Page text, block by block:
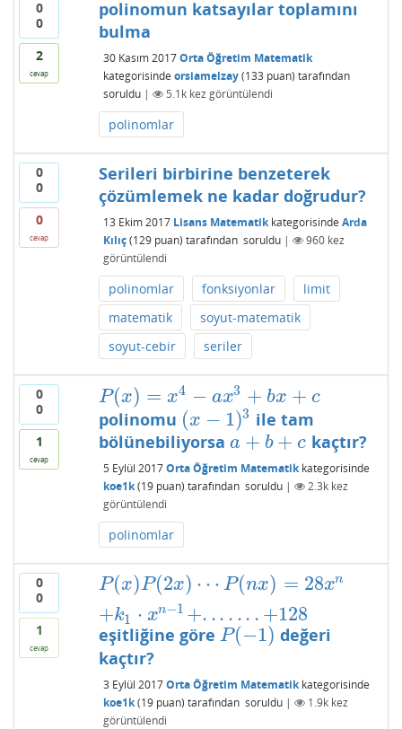
0
0
2
cevap
polinomun katsayılar toplamını
bulma
30 Kasım 2017 Orta Öğretim Matematik
kategorisinde orsiamelzay (133 puan) tarafından
soruldu | 5.1kkez görüntülendi
polinomlar
0
0
0
cevap
Serileri birbirine benzeterek
çözümlemek ne kadar doğrudur?
13 Ekim 2017 Lisans Matematikkategorisinde Arda
Kılıç (129puan) tarafından soruldu | 960kez
görüntülendi
polinomlar fonksiyonlar
limit
matematik
soyut-matematik
soyut-cebir
seriler
0
0
1
cevap
P(x) = x4 − ax3 + bx + c
P(x)=x 4−ax3 +bx+c
polinomu (x − 1)3
(x− 1)3
ile tam
bölünebiliyorsa a + b + c
a+b+c kaçtır?
5 Eylül 2017 Orta Öğretim Matematikkategorisinde
koe1k (19puan) tarafından soruldu | 2.3kkez
görüntülendi
polinomlar
0
0
1
cevap
P(x)P(2x) ⋯ P(nx) = 28xn
+k1 ⋅ xn−1 +. .. . .. . +128
P(x)P(2x)⋯P( n x) = 28xn+k 1⋅x n−1+..
eşitliğine göre P(−1)
P(− 1)
değeri
kaçtır?
3 Eylül 2017 Orta Öğretim Matematikkategorisinde
koe1k (19puan) tarafından soruldu | 1.9kkez
görüntülendi